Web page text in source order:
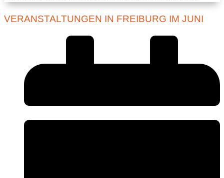
VERANSTALTUNGEN IN FREIBURG IM JUNI